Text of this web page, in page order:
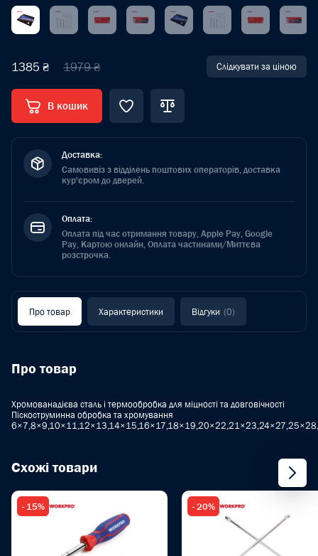
1385 ₴ 1979 ₴ Слідкувати за ціною
В кошик
Доставка:
Самовивіз з відділень поштових операторів, доставка
кур'єром до дверей.
Оплата:
Оплата під час отримання товару, Apple Pay, Google
Pay, Картою онлайн, Оплата частинами/Миттєва
розстрочка.
Про товар Характеристики Відгуки (0)
Про товар
Хромованадієва сталь і термообробка для міцності та довговічності
Піскоструминна обробка та хромування
Схожі товари
- 15% - 20%